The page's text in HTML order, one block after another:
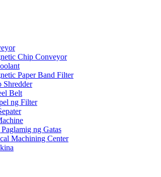
Chip Conveyor
Paper Band Filter
Shredder
Belt
ng Filter
ng Gatas
Machining Center